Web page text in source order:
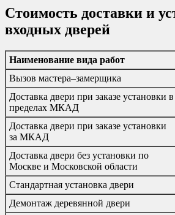
Стоимость доставки и
входных дверей
Наименование вида работ
Вызов мастера–замерщика
Доставка двери при заказе установки в
пределах МКАД
Доставка двери при заказе установки
за МКАД
Доставка двери без установки по
Москве и Московской области
Стандартная установка двери
Демонтаж деревянной двери